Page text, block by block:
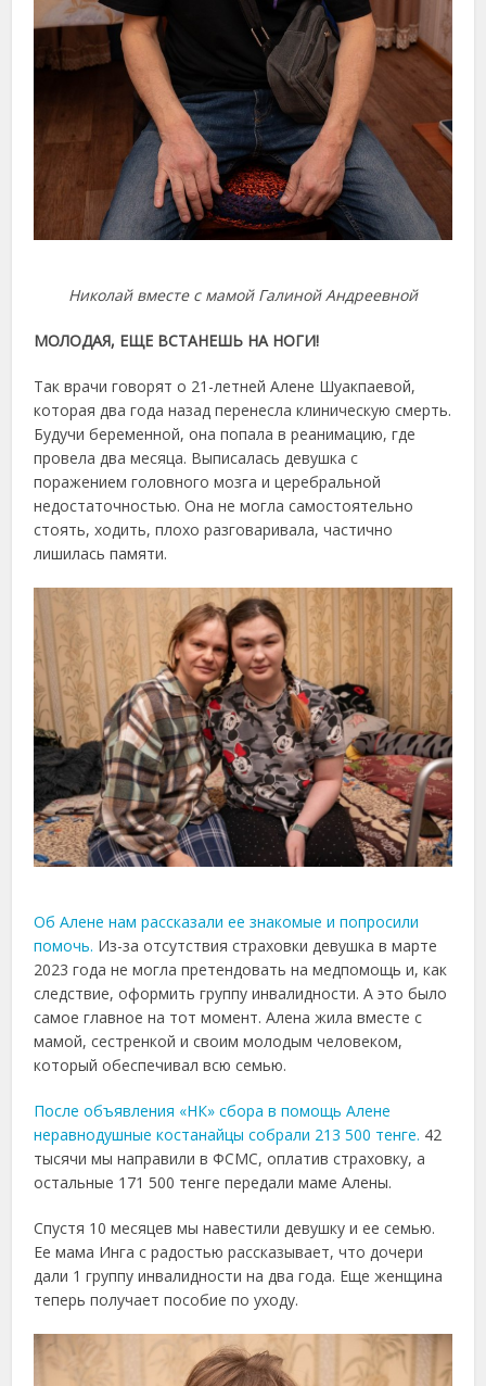
Николай вместе с мамой Галиной Андреевной
МОЛОДАЯ, ЕЩЕ ВСТАНЕШЬ НА НОГИ!
Так врачи говорят о 21-летней Алене Шуакпаевой,
которая два года назад перенесла клиническую смерть.
Будучи беременной, она попала в реанимацию, где
провела два месяца. Выписалась девушка с
поражением головного мозга и церебральной
недостаточностью. Она не могла самостоятельно
стоять, ходить, плохо разговаривала, частично
лишилась памяти.
Об Алене нам рассказали ее знакомые и попросили
помочь. Из-за отсутствия страховки девушка в марте
2023 года не могла претендовать на медпомощь и, как
следствие, оформить группу инвалидности. А это было
самое главное на тот момент. Алена жила вместе с
мамой, сестренкой и своим молодым человеком,
который обеспечивал всю семью.
После объявления «НК» сбора в помощь Алене
неравнодушные костанайцы собрали 213 500 тенге. 42
тысячи мы направили в ФСМС, оплатив страховку, а
остальные 171 500 тенге передали маме Алены.
Спустя 10 месяцев мы навестили девушку и ее семью.
Ее мама Инга с радостью рассказывает, что дочери
дали 1 группу инвалидности на два года. Еще женщина
теперь получает пособие по уходу.